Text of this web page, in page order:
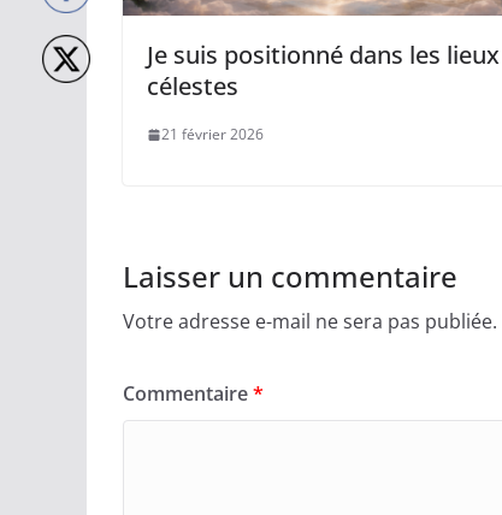
Je suis positionné dans les lieux
célestes
21 février 2026
Laisser un commentaire
Votre adresse e-mail ne sera pas publiée.
Commentaire*